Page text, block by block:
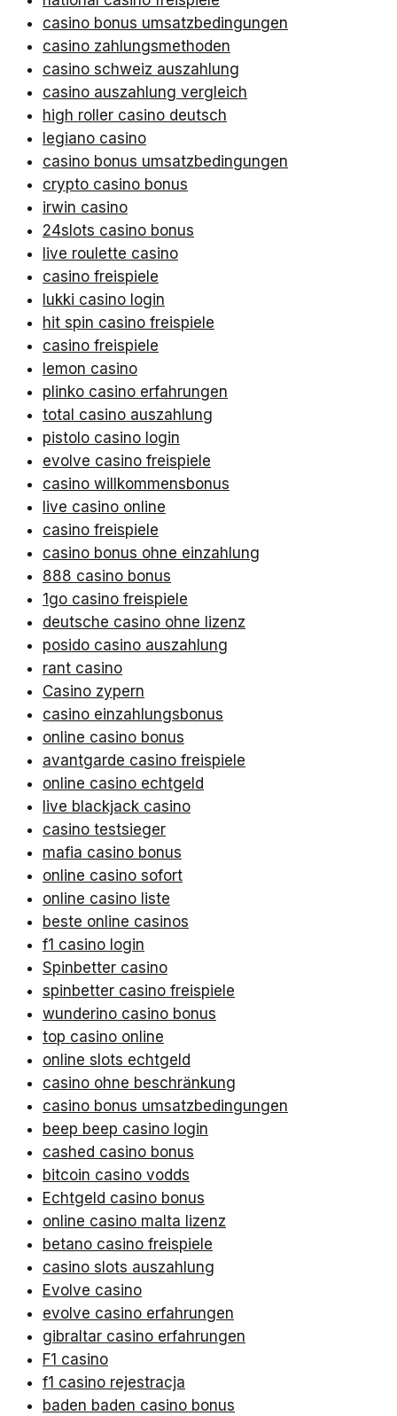
casino bonus umsatzbedingungen
casino zahlungsmethoden
casino schweiz auszahlung
casino auszahlung vergleich
high roller casino deutsch
legiano casino
casino bonus umsatzbedingungen
crypto casino bonus
irwin casino
24slots casino bonus
live roulette casino
casino freispiele
lukki casino login
hit spin casino freispiele
casino freispiele
lemon casino
plinko casino erfahrungen
total casino auszahlung
pistolo casino login
evolve casino freispiele
casino willkommensbonus
live casino online
casino freispiele
casino bonus ohne einzahlung
888 casino bonus
1go casino freispiele
deutsche casino ohne lizenz
posido casino auszahlung
rant casino
Casino zypern
casino einzahlungsbonus
online casino bonus
avantgarde casino freispiele
online casino echtgeld
live blackjack casino
casino testsieger
mafia casino bonus
online casino sofort
online casino liste
beste online casinos
f1 casino login
Spinbetter casino
spinbetter casino freispiele
wunderino casino bonus
top casino online
online slots echtgeld
casino ohne beschränkung
casino bonus umsatzbedingungen
beep beep casino login
cashed casino bonus
bitcoin casino vodds
Echtgeld casino bonus
online casino malta lizenz
betano casino freispiele
casino slots auszahlung
Evolve casino
evolve casino erfahrungen
gibraltar casino erfahrungen
F1 casino
f1 casino rejestracja
baden baden casino bonus